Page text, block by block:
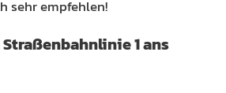
sehr empfehlen!
1 ans